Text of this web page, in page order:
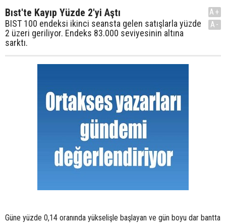
Bıst'te Kayıp Yüzde 2'yi Aştı
BIST 100 endeksi ikinci seansta gelen satışlarla yüzde
2 üzeri geriliyor. Endeks 83.000 seviyesinin altına
sarktı.
A+
A-
Güne yüzde 0,14 oranında yükselişle başlayan ve gün boyu dar bantta